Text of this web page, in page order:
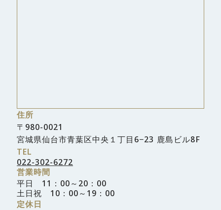
住所
〒980-0021
宮城県仙台市青葉区中央１丁目6−23 鹿島ビル8F
TEL
022-302-6272
営業時間
平日 11：00～20：00
土日祝 10：00～19：00
定休日